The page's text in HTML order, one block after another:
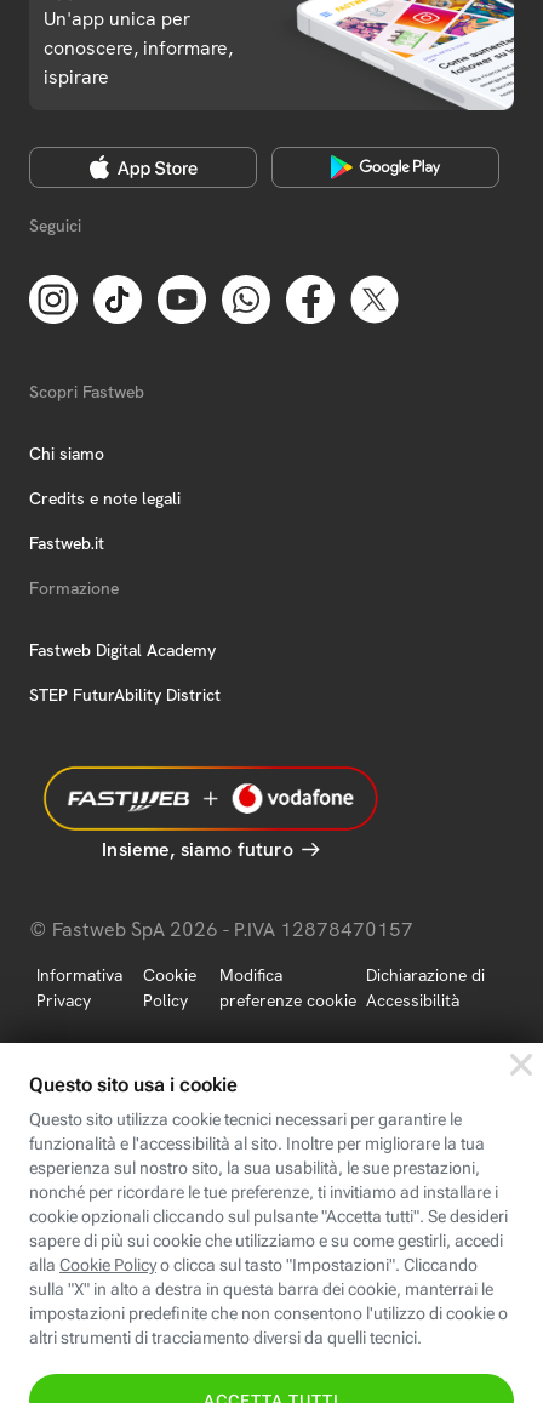
Un'app unica per
conoscere, informare,
ispirare
Seguici
Scopri Fastweb
Chi siamo
Credits e note legali
Fastweb.it
Formazione
Fastweb Digital Academy
STEP FuturAbility District
Insieme, siamo futuro
© Fastweb SpA 2026 - P.IVA 12878470157
Informativa
Privacy
Cookie
Policy
Modifica
preferenze cookie
Dichiarazione di
Accessibilità